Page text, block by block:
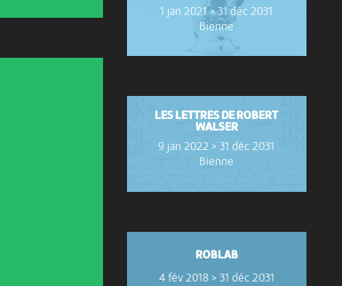
1 jan 2021 > 31 déc 2031
Bienne
LES LETTRES DE ROBERT
WALSER
9 jan 2022 > 31 déc 2031
Bienne
ROBLAB
4 fév 2018 > 31 déc 2031